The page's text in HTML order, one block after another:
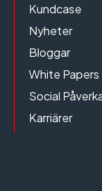
Kundcase
Nyheter
Bloggar
White Papers
Social
Karriärer